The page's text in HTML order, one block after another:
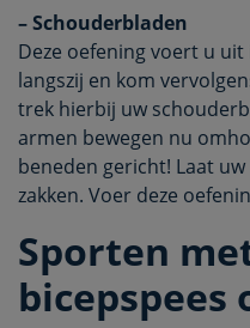
– Schouderbladen
Deze oefening voert u
langszij en kom
trek hierbij uw
armen bewegen nu
beneden gericht! Laat
zakken. Voer deze
Sporten
bicepspees